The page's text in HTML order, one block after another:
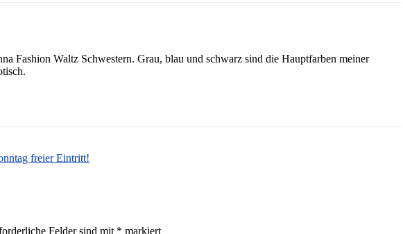
Fashion Waltz Schwestern. Grau, blau und schwarz sind die Hauptfarben meiner
freier Eintritt!
Felder sind mit * markiert